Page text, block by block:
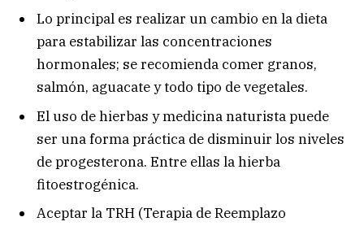
Lo principal es realizar un cambio en la dieta
para estabilizar las concentraciones
hormonales; se recomienda comer granos,
salmón, aguacate y todo tipo de vegetales.
El uso de hierbas y medicina naturista puede
ser una forma práctica de disminuir los niveles
de progesterona. Entre ellas la hierba
fitoestrogénica.
Aceptar la TRH (Terapia de Reemplazo